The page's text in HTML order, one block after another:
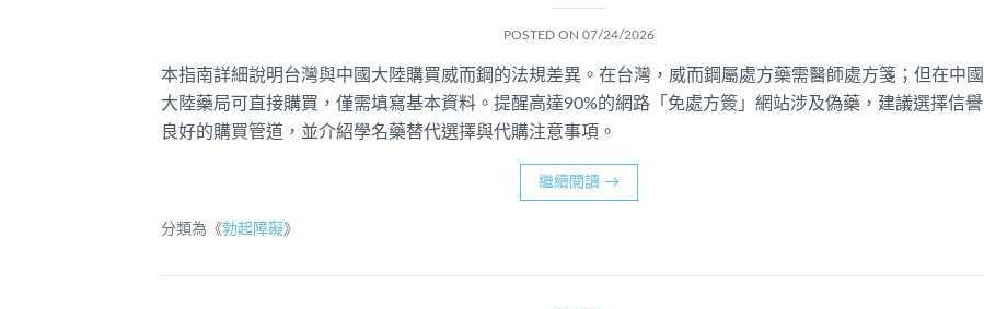
POSTED ON 07/24/2026
本指南詳細說明台灣與中國大陸購買威而鋼的法規差異。在台灣，威而鋼屬處方藥需醫師處方箋；但在中國
大陸藥局可直接購買，僅需填寫基本資料。提醒高達90%的網路「免處方簽」網站涉及偽藥，建議選擇信譽
良好的購買管道，並介紹學名藥替代選擇與代購注意事項。
繼續閱讀 →
分類為《勃起障礙》